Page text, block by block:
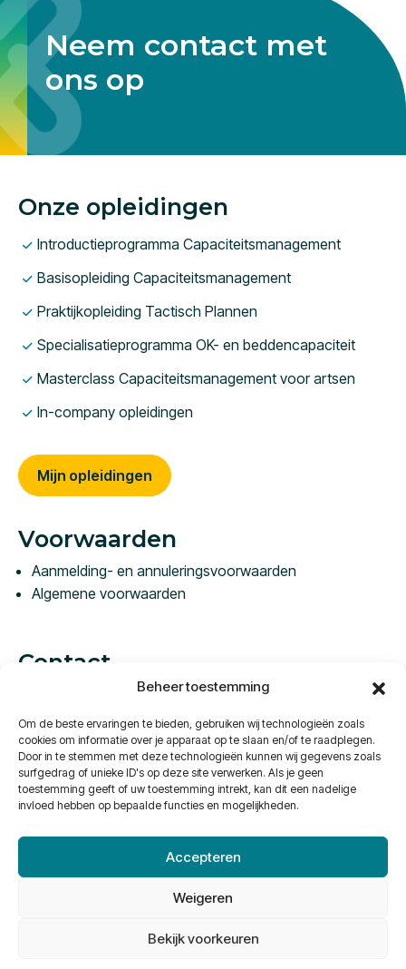
Beheer toestemming
Om de beste ervaringen te bieden, gebruiken wij technologieën zoals
cookies om informatie over je apparaat op te slaan en/of te raadplegen.
Door in te stemmen met deze technologieën kunnen wij gegevens zoals
surfgedrag of unieke ID's op deze site verwerken. Als je geen
toestemming geeft of uw toestemming intrekt, kan dit een nadelige
invloed hebben op bepaalde functies en mogelijkheden.
Accepteren
Weigeren
Bekijk voorkeuren
Neem contact met
ons op
Onze opleidingen
Introductieprogramma Capaciteitsmanagement
Basisopleiding Capaciteitsmanagement
Praktijkopleiding Tactisch Plannen
Specialisatieprogramma OK- en beddencapaciteit
Masterclass Capaciteitsmanagement voor artsen
In-company opleidingen
Mijn opleidingen
Voorwaarden
Aanmelding- en annuleringsvoorwaarden
Algemene voorwaarden
Contact
5611 CA Eindhoven
Nederland
Telefoon:+31 40 240 96 10
E-Mail:info@ximius.eu
Gebruikersvoorwaarden